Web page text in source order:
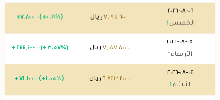
٠٦-٠٨-٢٠٢٦
الخميس ↑
٧,٠٩٥, ٦٠٠ ريال +٧,٨٠٠ .٠٠ (+٠.١١%)
٠٥-٠٨-٢٠٢٦
الأربعاء↑
٧,٠٨٧,٨٠٠ .٠٠ ريال + ٢٤٤,٤٠٠ .٠٠ (+٣.٥٧%)
٠٤-٠٨-٢٠٢٦
الثلاثاء ↑
٦,٨٤٣, ٤٠٠ .٠٠ ريال +٧١ ,١٠٠ .٠٠ (+١.٠٥%)